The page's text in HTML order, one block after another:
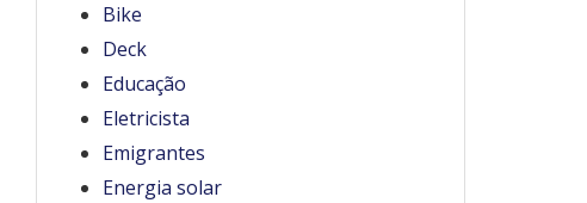
Bike
Deck
Educação
Eletricista
Emigrantes
Energia solar